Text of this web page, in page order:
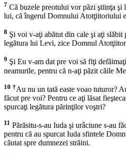
7 Că buzele preotului vor păzi ştiinţa şi
lui, că îngerul Domnului Atotţiitoriului
8 Şi voi v-aţi abătut din cale şi aţi slăbit
legătura lui Levi, zice Domnul
9 Şi Eu v-am dat pre voi să fiţi
neamurile, pentru că n-aţi păzit căile
10 †Au nu un tată easte voao tuturor?
făcut pre voi? Pentru ce aţi lăsat
spurcaţi legătura părinţilor voştri?
11 Părăsitu-s-au Iuda şi urâciune s-au
pentru că au spurcat Iuda sfintele
căutat spre dumnezei străini.